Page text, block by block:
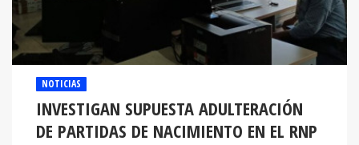
NOTICIAS
INVESTIGAN SUPUESTA ADULTERACIÓN
DE PARTIDAS DE NACIMIENTO EN EL RNP